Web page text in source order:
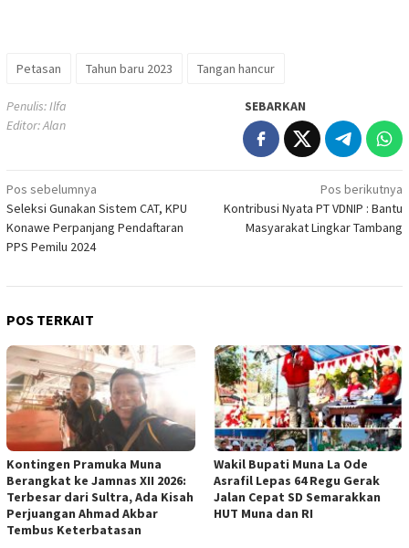
Petasan Tahun baru 2023 Tangan hancur
Penulis: Ilfa
Editor: Alan
SEBARKAN
Navigasi
pos
Pos sebelumnya
Seleksi Gunakan Sistem CAT, KPU
Konawe Perpanjang Pendaftaran
PPS Pemilu 2024
Pos berikutnya
Kontribusi Nyata PT VDNIP : Bantu
Masyarakat Lingkar Tambang
POS TERKAIT
Kontingen Pramuka Muna
Berangkat ke Jamnas XII 2026:
Terbesar dari Sultra, Ada Kisah
Perjuangan Ahmad Akbar
Tembus Keterbatasan
Wakil Bupati Muna La Ode
Asrafil Lepas 64 Regu Gerak
Jalan Cepat SD Semarakkan
HUT Muna dan RI